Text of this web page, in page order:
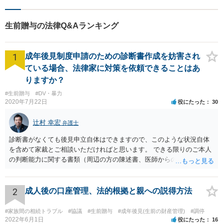
生前贈与の法律Q&Aランキング
1
成年後見制度申請のための診断書作成を妨害され
ている場合、法律家に対策を依頼できることはあ
りますか？
#生前贈与 #DV・暴力
2020年7月22日 役にたった 30
辻村 幸宏 弁護士
診断書がなくても後見申立自体はできますので、このような状況自体
を含めて家裁とご相談いただければと思います。 できる限りのご本人
の判断能力に関する書類（周辺の方の陳述書、医師からの聴取書等）
をしていただければそこから先は進むのではないかと存じます。 ま
た、Aさんの意向を酌みすぎるあまりに後見申立ができない状況にして
いる施設の問題もありますので、当該地域の地域包括支援センターに
ご相談されるのもひとつの方法です。
2 成人後の口座管理、法的根拠と親への説得方法
#家族間の相続トラブル #協議 #生前贈与 #成年後見(生前の財産管理) #調停
2022年6月1日 役にたった 16